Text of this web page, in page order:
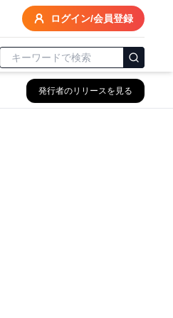
ログイン/会員登録
発行者のリリースを見る